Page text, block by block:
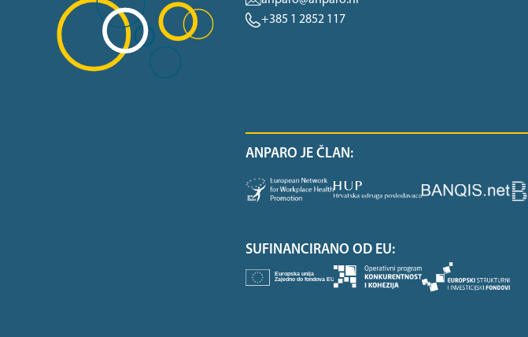
+385 1 2852 117
ANPARO JE ČLAN:
SUFINANCIRANO OD EU: